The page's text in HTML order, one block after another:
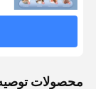
محصولات